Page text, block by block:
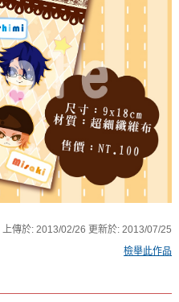
上傳於:2013/02/26 更新於:2013/07/25
檢舉此作品